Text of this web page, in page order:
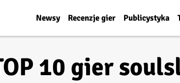
Newsy Recenzje gier Publicystyka
10 gier